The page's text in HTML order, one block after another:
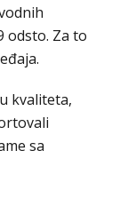
odsto. Za to
kvaliteta,
sa